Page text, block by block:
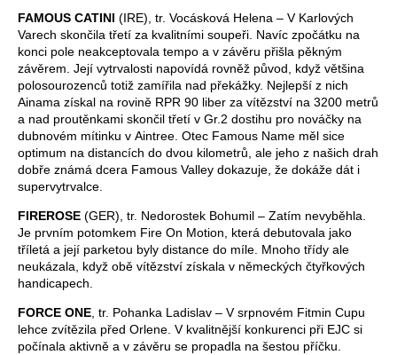
FAMOUS CATINI (IRE), tr. Vocásková Helena – V Karlových
Varech skončila třetí za kvalitními soupeři. Navíc zpočátku na
konci pole neakceptovala tempo a v závěru přišla pěkným
závěrem. Její vytrvalosti napovídá rovněž původ, když většina
polosourozenců totiž zamířila nad překážky. Nejlepší z nich
Ainama získal na rovině RPR 90 liber za vítězství na 3200 metrů
a nad proutěnkami skončil třetí v Gr.2 dostihu pro nováčky na
dubnovém mítinku v Aintree. Otec Famous Name měl sice
optimum na distancích do dvou kilometrů, ale jeho z našich drah
dobře známá dcera Famous Valley dokazuje, že dokáže dát i
supervytrvalce.
FIREROSE (GER), tr. Nedorostek Bohumil – Zatím nevyběhla.
Je prvním potomkem Fire On Motion, která debutovala jako
tříletá a její parketou byly distance do míle. Mnoho třídy ale
neukázala, když obě vítězství získala v německých čtyřkových
handicapech.
FORCE ONE , tr. Pohanka Ladislav – V srpnovém Fitmin Cupu
lehce zvítězila před Orlene. V kvalitnější konkurenci při EJC si
počínala aktivně a v závěru se propadla na šestou příčku.